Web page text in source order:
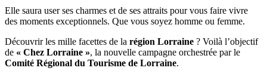
Elle saura user ses charmes et de ses attraits pour vous faire vivre
des moments exceptionnels. Que vous soyez homme ou femme.
Découvrir les mille facettes de la région Lorraine ? Voilà l’objectif
de « Chez Lorraine », la nouvelle campagne orchestrée par le
Comité Régional du Tourisme de Lorraine.